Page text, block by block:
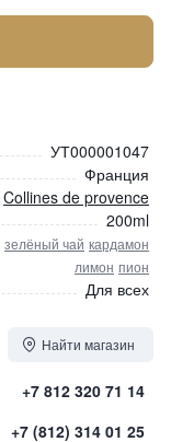
УТ000001047
Франция
Collines de provence
200ml
зелёный чай кардамон
лимон пион
Для всех
Найти магазин
+7 812 320 71 14
+7 (812) 314 01 25